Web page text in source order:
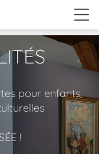
pour enfants,
!